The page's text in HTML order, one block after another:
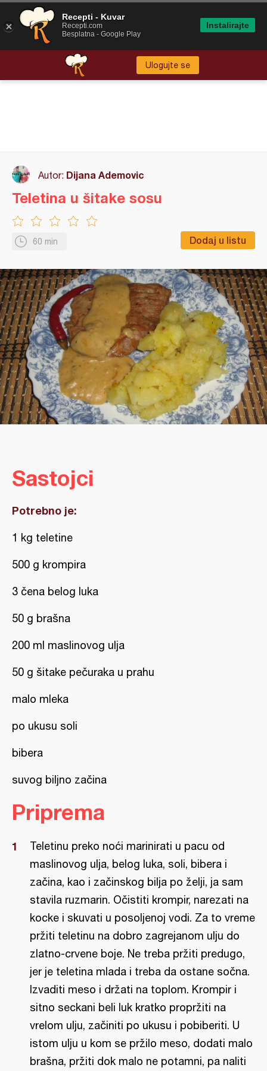
Ulogujte se
Autor: Dijana Ademovic
60 min Dodaj u listu
Teletina u šitake sosu
Sastojci
Potrebno je:
1 kg teletine
500 g krompira
3 čena belog luka
50 g brašna
200 ml maslinovog ulja
50 g šitake pečuraka u prahu
malo mleka
po ukusu soli
bibera
suvog biljno začina
Priprema
Teletinu preko noći marinirati u pacu od
maslinovog ulja, belog luka, soli, bibera i
začina, kao i začinskog bilja po želji, ja sam
stavila ruzmarin. Očistiti krompir, narezati na
kocke i skuvati u posoljenoj vodi. Za to vreme
pržiti teletinu na dobro zagrejanom ulju do
zlatno-crvene boje. Ne treba pržiti predugo,
jer je teletina mlada i treba da ostane sočna.
Izvaditi meso i držati na toplom. Krompir i
sitno seckani beli luk kratko propržiti na
vrelom ulju, začiniti po ukusu i pobiberiti. U
istom ulju u kom se pržilo meso, dodati malo
brašna, pržiti dok malo ne potamni, pa naliti
Recepti - Kuvar
Recepti.com
Besplatna - Google Play
Instalirajte